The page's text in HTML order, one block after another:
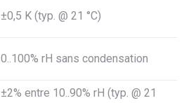
±0,5 K (typ. @ 21 °C)
0..100% rH sans condensation
±2% entre 10..90% rH (typ. @ 21